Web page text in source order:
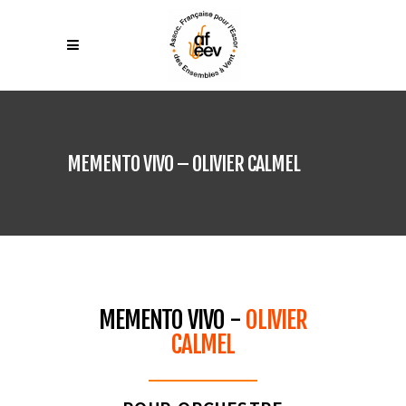
MEMENTO VIVO – OLIVIER CALMEL
MEMENTO VIVO - OLIVIER
CALMEL